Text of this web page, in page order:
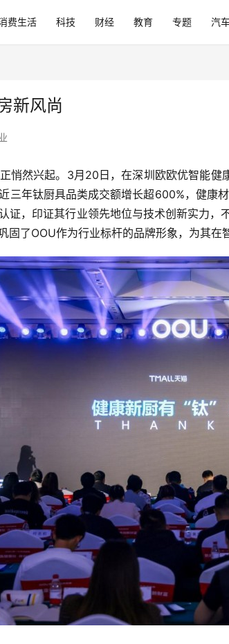
费生活 科技 财经 教育 专题 汽
新风尚
悄然兴起。3月20日，在深圳欧欧优智能
三年钛厨具品类成交额增长超600%，健康
证，印证其行业领先地位与技术创新实力
了OOU作为行业标杆的品牌形象，为其在